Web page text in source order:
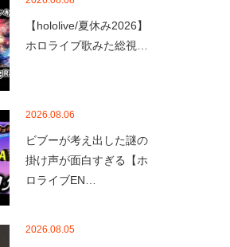
【hololive/夏休み2026】
ホロライブ歌みた総視…
2026.08.06
ビブーが考え出した謎の
掛け声が面白すぎる【ホ
ロライブEN…
2026.08.05